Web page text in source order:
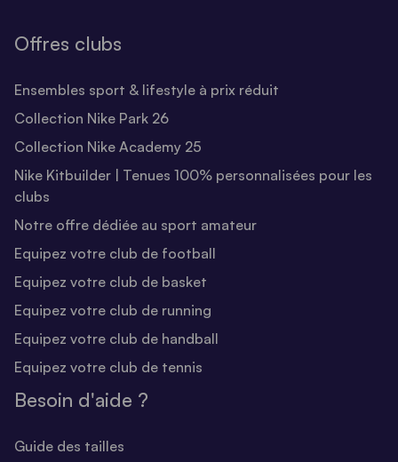
Offres clubs
Ensembles sport & lifestyle à prix réduit
Collection Nike Park 26
Collection Nike Academy 25
Nike Kitbuilder | Tenues 100% personnalisées pour les
clubs
Notre offre dédiée au sport amateur
Equipez votre club de football
Equipez votre club de basket
Equipez votre club de running
Equipez votre club de handball
Equipez votre club de tennis
Besoin d'aide ?
Guide des tailles